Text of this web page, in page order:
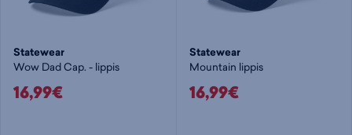
Statewear
Wow Dad Cap. - lippis
16,99€
Statewear
Mountain lippis
16,99€